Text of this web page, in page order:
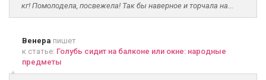
кг! Помолодела, посвежела! Так бы наверное и торчала на...
Венера пишет
к статье: Голубь сидит на балконе или окне: народные
предметы